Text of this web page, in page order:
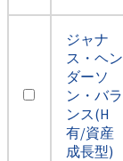
ジャナ
ス・ヘン
ダーソ
ン・バラ
ンス(H
有/資産
成長型)